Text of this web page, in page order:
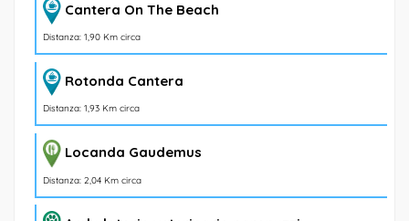
Cantera On The Beach
Distanza: 1,90 Km circa
Rotonda Cantera
Distanza: 1,93 Km circa
Locanda Gaudemus
Distanza: 2,04 Km circa